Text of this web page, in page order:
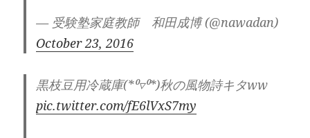
— 受験塾家庭教師 和田成博 (@nawadan)
October 23, 2016
黒枝豆用冷蔵庫(*⁰▿⁰*)秋の風物詩キタww
pic.twitter.com/fE6lVxS7my